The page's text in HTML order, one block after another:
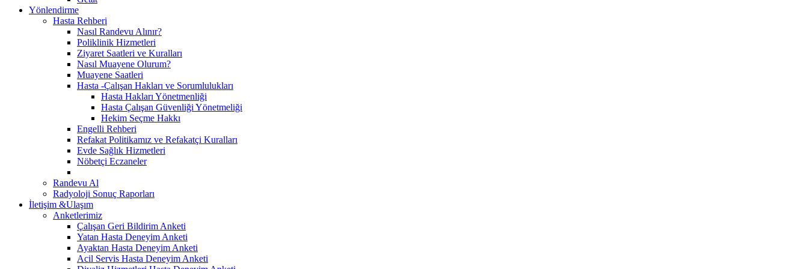
Yönlendirme
Hasta Rehberi
Nasıl Randevu Alınır?
Poliklinik Hizmetleri
Ziyaret Saatleri ve Kuralları
Nasıl Muayene Olurum?
Muayene Saatleri
Hasta -Çalışan Hakları ve Sorumlulukları
Hasta Hakları Yönetmenliği
Hasta Çalışan Güvenliği Yönetmeliği
Hekim Seçme Hakkı
Engelli Rehberi
Refakat Politikamız ve Refakatçi Kuralları
Evde Sağlık Hizmetleri
Nöbetçi Eczaneler
Randevu Al
Radyoloji Sonuç Raporları
İletişim &Ulaşım
Anketlerimiz
Çalışan Geri Bildirim Anketi
Yatan Hasta Deneyim Anketi
Ayaktan Hasta Deneyim Anketi
Acil Servis Hasta Deneyim Anketi